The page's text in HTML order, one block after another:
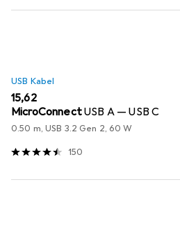
USB Kabel
EUR
15,62
MicroConnectUSB A — USB C
0.50 m, USB 3.2 Gen 2, 60 W
150